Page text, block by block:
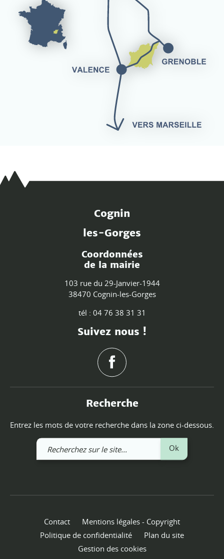
Cognin
les-Gorges
Coordonnées
de la mairie
103 rue du 29-Janvier-1944
38470 Cognin-les-Gorges
tél : 04 76 38 31 31
Suivez nous !
Recherche
Entrez les mots de votre recherche dans la zone ci-dessous.
Recherchez
sur
Ok
Contact
Mentions légales - Copyright
Politique de confidentialité
Plan du site
Gestion des cookies